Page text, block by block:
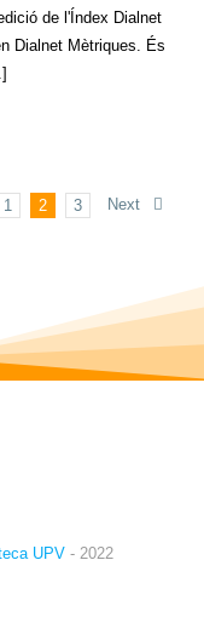
de l'Índex Dialnet
Dialnet Mètriques. És
1 2 3 Next
UPV- 2022